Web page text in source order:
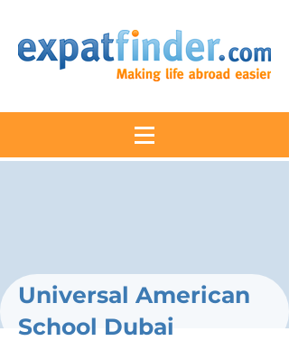
Universal American
School Dubai